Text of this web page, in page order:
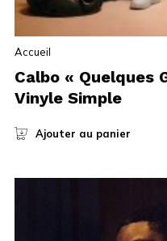
Accueil
Calbo « Quelques
Vinyle Simple
Ajouter au panier